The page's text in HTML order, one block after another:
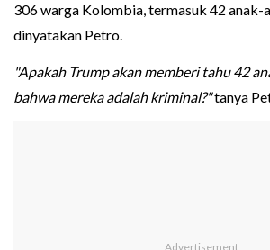
306 warga Kolombia, termasuk 42 anak-
dinyatakan Petro.
"Apakah Trump akan memberi tahu 42
bahwa mereka adalah kriminal?"tanya